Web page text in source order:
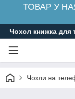
ТОВАР У
Чохол книжка для
Чохли на